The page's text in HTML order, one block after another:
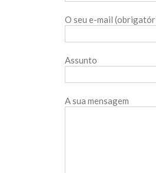
O seu e-mail
Assunto
A sua mensagem